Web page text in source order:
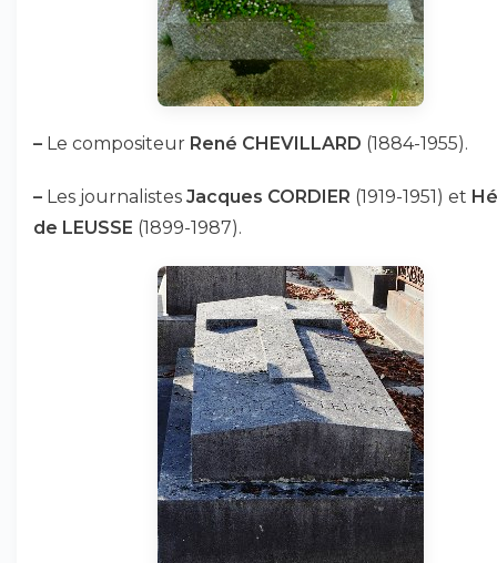
– Le compositeur René CHEVILLARD (1884-1955).
– Les journalistes Jacques CORDIER (1919-1951) et
de LEUSSE (1899-1987).